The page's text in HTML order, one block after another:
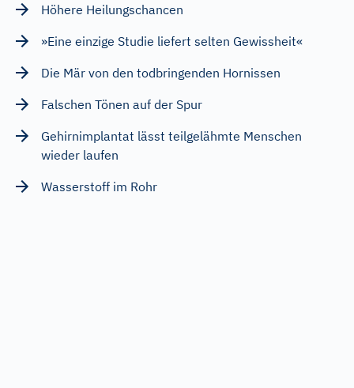
Höhere Heilungschancen
»Eine einzige Studie liefert selten Gewissheit«
Die Mär von den todbringenden Hornissen
Falschen Tönen auf der Spur
Gehirnimplantat lässt teilgelähmte Menschen
wieder laufen
Wasserstoff im Rohr